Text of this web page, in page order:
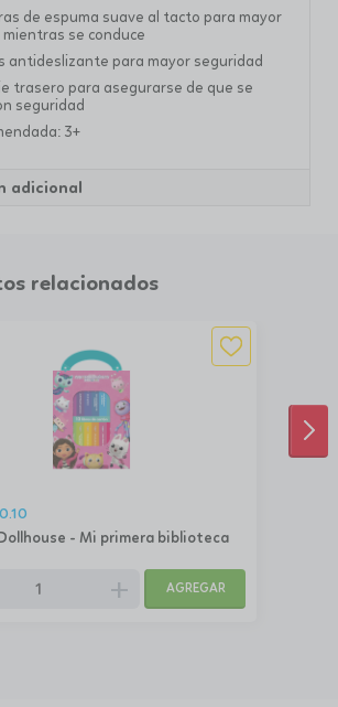
de espuma suave al tacto para mayor
mientras se conduce
antideslizante para mayor seguridad
trasero para asegurarse de que se
seguridad
3+
adicional
relacionados
- Mi primera biblioteca
add AGREGAR